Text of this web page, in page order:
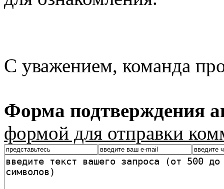
С уважением, команда
Форма подтверждения
формой для отправки